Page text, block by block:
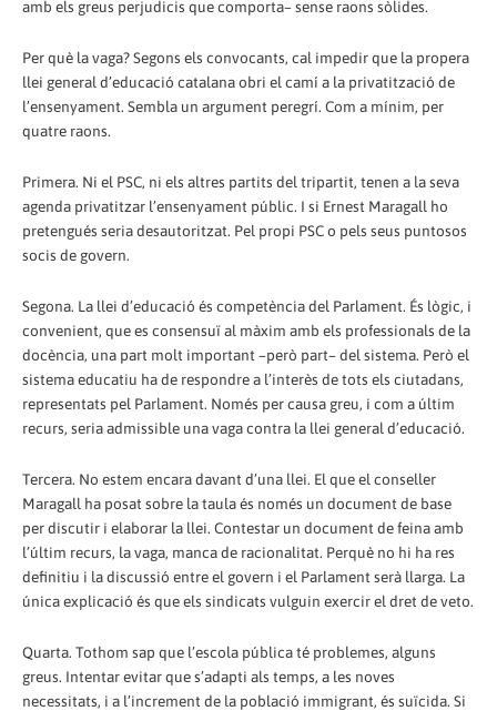
amb els greus perjudicis que comporta– sense raons sòlides.
Per què la vaga? Segons els convocants, cal impedir que la propera
llei general d’educació catalana obri el camí a la privatització de
l’ensenyament. Sembla un argument peregrí. Com a mínim, per
quatre raons.
Primera. Ni el PSC, ni els altres partits del tripartit, tenen a la seva
agenda privatitzar l’ensenyament públic. I si Ernest Maragall ho
pretengués seria desautoritzat. Pel propi PSC o pels seus puntosos
socis de govern.
Segona. La llei d’educació és competència del Parlament. És lògic, i
convenient, que es consensuï al màxim amb els professionals de la
docència, una part molt important –però part– del sistema. Però el
sistema educatiu ha de respondre a l’interès de tots els ciutadans,
representats pel Parlament. Només per causa greu, i com a últim
recurs, seria admissible una vaga contra la llei general d’educació.
Tercera. No estem encara davant d’una llei. El que el conseller
Maragall ha posat sobre la taula és només un document de base
per discutir i elaborar la llei. Contestar un document de feina amb
l’últim recurs, la vaga, manca de racionalitat. Perquè no hi ha res
definitiu i la discussió entre el govern i el Parlament serà llarga. La
única explicació és que els sindicats vulguin exercir el dret de veto.
Quarta. Tothom sap que l’escola pública té problemes, alguns
greus. Intentar evitar que s’adapti als temps, a les noves
necessitats, i a l’increment de la població immigrant, és suïcida. Si